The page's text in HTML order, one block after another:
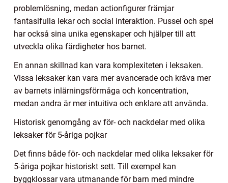
problemlösning, medan actionfigurer främjar
fantasifulla lekar och social interaktion. Pussel och spel
har också sina unika egenskaper och hjälper till att
utveckla olika färdigheter hos barnet.
En annan skillnad kan vara komplexiteten i leksaken.
Vissa leksaker kan vara mer avancerade och kräva mer
av barnets inlärningsförmåga och koncentration,
medan andra är mer intuitiva och enklare att använda.
Historisk genomgång av för- och nackdelar med olika
leksaker för 5-åriga pojkar
Det finns både för- och nackdelar med olika leksaker för
5-åriga pojkar historiskt sett. Till exempel kan
byggklossar vara utmanande för barn med mindre